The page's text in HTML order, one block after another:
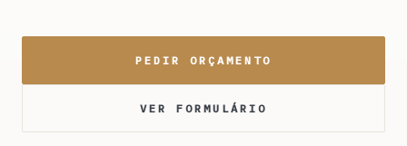
PEDIR ORÇAMENTO
VER FORMULÁRIO